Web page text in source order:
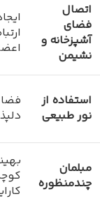
اتصال
فضای
آشپزخانه و
نشیمن
استفاده از
نور طبیعی
مبلمان
چندمنظوره